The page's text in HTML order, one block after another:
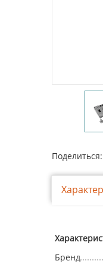
Поделиться:
Бренд